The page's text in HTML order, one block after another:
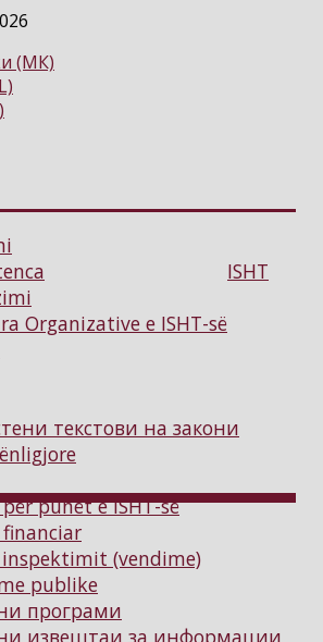
ISHT
Organizative e ISHT-së
текстови на закони
punët e ISHT-së
(vendime)
publike
програми
извештаи за информации